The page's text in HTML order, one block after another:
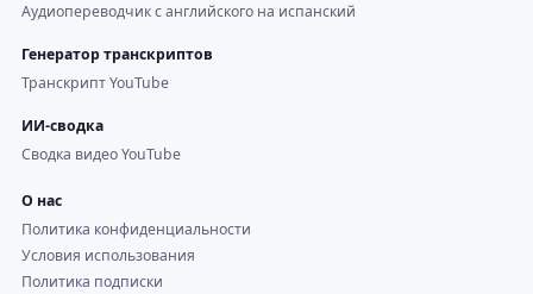
Аудиопереводчик с английского на испанский
Генератор транскриптов
Транскрипт YouTube
ИИ-сводка
Сводка видео YouTube
О нас
Политика конфиденциальности
Условия использования
Политика подписки